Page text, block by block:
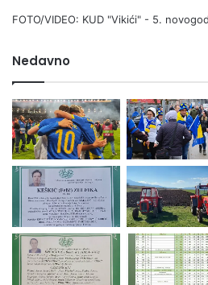
FOTO/VIDEO: KUD "Vikići" - 5.
Nedavno